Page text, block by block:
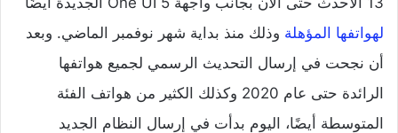
لهواتفها المؤهلة وذلك منذ بداية شهر نوفمبر الماضي. وبعد
أن نجحت في إرسال التحديث الرسمي لجميع هواتفها
الرائدة حتى عام 2020 وكذلك الكثير من هواتف الفئة
المتوسطة أيضًا، اليوم بدأت في إرسال النظام الجديد